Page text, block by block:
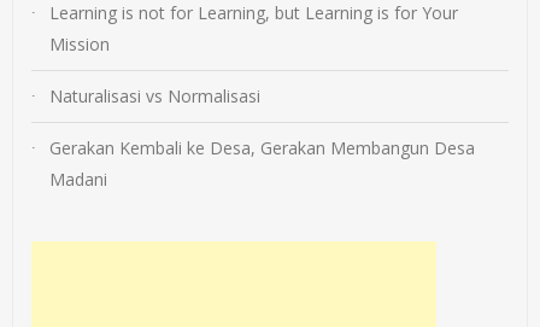
Learning is not for Learning, but Learning is for Your
Mission
Naturalisasi vs Normalisasi
Gerakan Kembali ke Desa, Gerakan Membangun Desa
Madani